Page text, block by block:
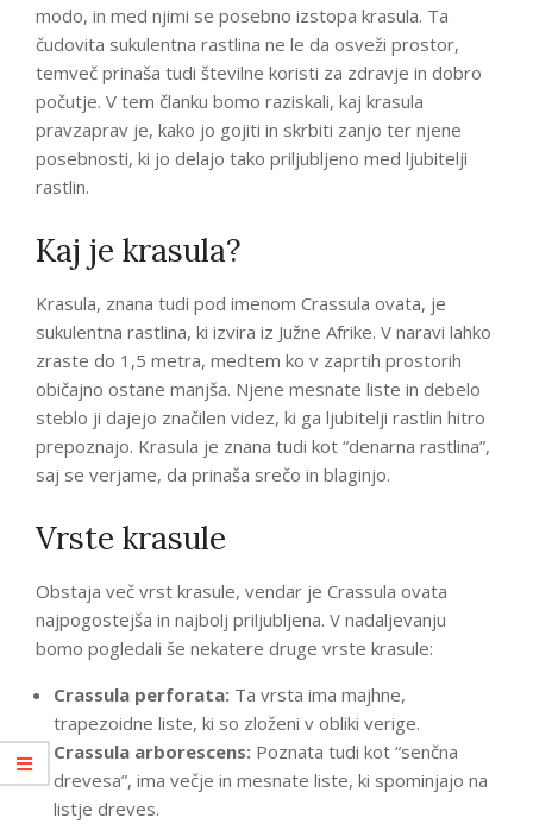
modo, in med njimi se posebno izstopa krasula. Ta
čudovita sukulentna rastlina ne le da osveži prostor,
temveč prinaša tudi številne koristi za zdravje in dobro
počutje. V tem članku bomo raziskali, kaj krasula
pravzaprav je, kako jo gojiti in skrbiti zanjo ter njene
posebnosti, ki jo delajo tako priljubljeno med ljubitelji
rastlin.
Kaj je krasula?
Krasula, znana tudi pod imenom Crassula ovata, je
sukulentna rastlina, ki izvira iz Južne Afrike. V naravi lahko
zraste do 1,5 metra, medtem ko v zaprtih prostorih
običajno ostane manjša. Njene mesnate liste in debelo
steblo ji dajejo značilen videz, ki ga ljubitelji rastlin hitro
prepoznajo. Krasula je znana tudi kot “denarna rastlina”,
saj se verjame, da prinaša srečo in blaginjo.
Vrste krasule
Obstaja več vrst krasule, vendar je Crassula ovata
najpogostejša in najbolj priljubljena. V nadaljevanju
bomo pogledali še nekatere druge vrste krasule:
Crassula perforata: Ta vrsta ima majhne, ​​
trapezoidne liste, ki so zloženi v obliki verige.
Crassula arborescens: Poznata tudi kot “senčna
drevesa”, ima večje in mesnate liste, ki spominjajo na
listje dreves.